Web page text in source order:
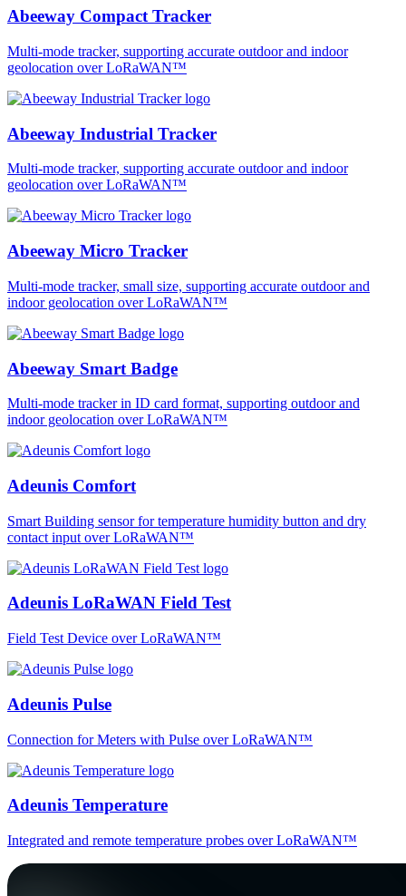
Abeeway Compact Tracker
Multi-mode tracker, supporting accurate outdoor and indoor
geolocation over LoRaWAN™
Abeeway Industrial Tracker
Multi-mode tracker, supporting accurate outdoor and indoor
geolocation over LoRaWAN™
Abeeway Micro Tracker
Multi-mode tracker, small size, supporting accurate outdoor and
indoor geolocation over LoRaWAN™
Abeeway Smart Badge
Multi-mode tracker in ID card format, supporting outdoor and
indoor geolocation over LoRaWAN™
Adeunis Comfort
Smart Building sensor for temperature humidity button and dry
contact input over LoRaWAN™
Adeunis LoRaWAN Field Test
Field Test Device over LoRaWAN™
Adeunis Pulse
Connection for Meters with Pulse over LoRaWAN™
Adeunis Temperature
Integrated and remote temperature probes over LoRaWAN™